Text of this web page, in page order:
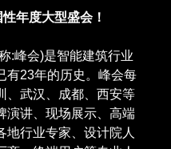
年度大型盛会！
:峰会)是智能建筑行业
有23年的历史。峰会每
、武汉、成都、西安等
演讲、现场展示、高端
地行业专家、设计院人